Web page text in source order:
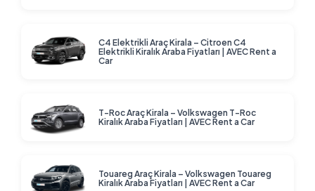
C4 Elektrikli Araç Kirala – Citroen C4
Elektrikli Kiralık Araba Fiyatları | AVEC Rent a
Car
T-Roc Araç Kirala – Volkswagen T-Roc
Kiralık Araba Fiyatları | AVEC Rent a Car
Touareg Araç Kirala – Volkswagen Touareg
Kiralık Araba Fiyatları | AVEC Rent a Car